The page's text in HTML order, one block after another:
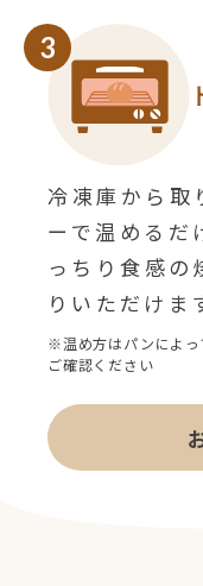
3
冷凍庫から取
ーで温めるだ
っちり食感の
りいただけま
※温め方はパンによっ
ご確認ください